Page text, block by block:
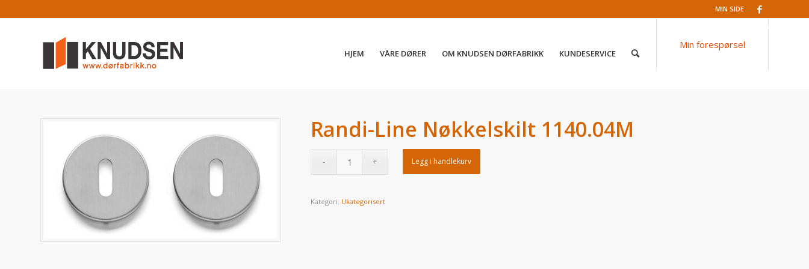
Facebook
MIN SIDE
HJEM VÅRE DØRER OM KNUDSEN DØRFABRIKK KUNDESERVICE
Min forespørsel
Randi-Line Nøkkelskilt 1140.04M
Legg i handlekurv
Kategori: Ukategorisert